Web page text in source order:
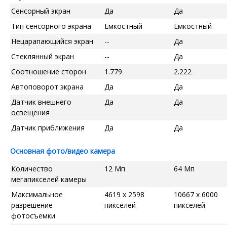
Сенсорный экран
Да
Да
Тип сенсорного экрана
Емкостный
Емкостный
Нецарапающийся экран
--
Да
Стеклянный экран
--
Да
Соотношение сторон
1.779
2.222
Автоповорот экрана
Да
Да
Датчик внешнего
освещения
Да Да
Датчик приближения Да Да
Основная фото/видео камера
Количество
мегапикселей камеры
12 Мп 64 Мп
Максимальное
разрешение
фотосъемки
4619 x 2598
пикселей
10667 x 6000
пикселей